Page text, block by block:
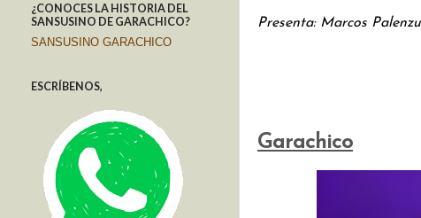
Presenta: Marcos
Garachico
¿CONOCES LA HISTORIA DEL
SANSUSINO DE GARACHICO?
SANSUSINO GARACHICO
ESCRÍBENOS,